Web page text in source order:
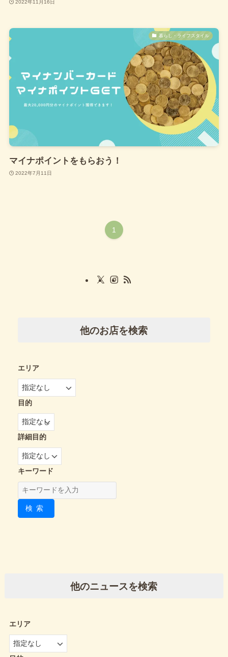
2022年11月16日
暮らし・ライフスタイル
マイナポイントをもらおう！
2022年7月11日
1
他のお店を検索
エリア
目的
詳細目的
キーワード
検索
他のニュースを検索
エリア